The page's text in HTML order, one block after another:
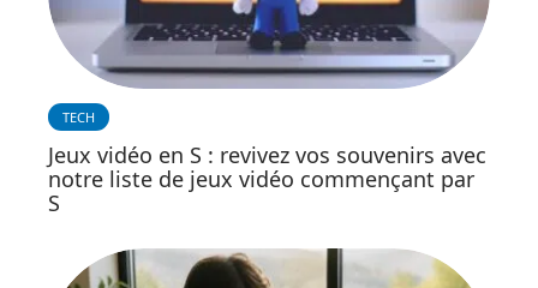
TECH
Jeux vidéo en S : revivez vos souvenirs avec
notre liste de jeux vidéo commençant par
S